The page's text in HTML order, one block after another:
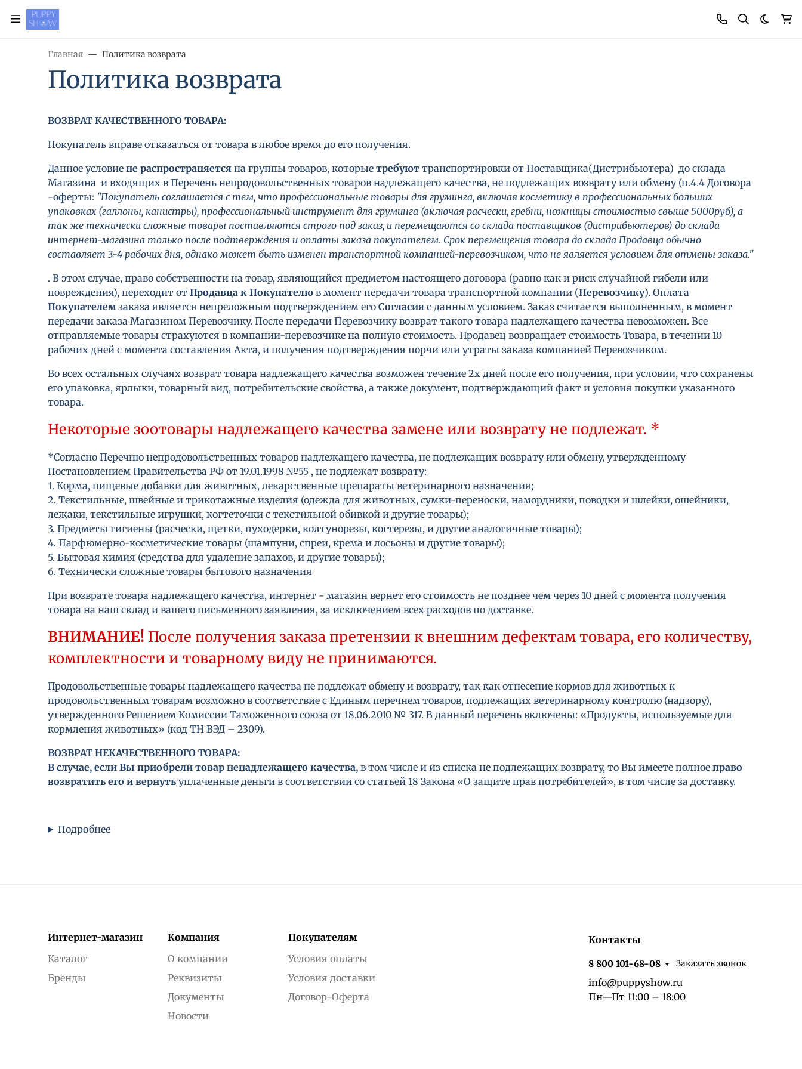
Главная Политика возврата
Политика возврата
ВОЗВРАТ КАЧЕСТВЕННОГО ТОВАРА:
Покупатель вправе отказаться от товара в любое время до его получения.
Данное условие не распространяется на группы товаров, которые требуют транспортировки от Поставщика(Дистрибьютера) до склада
Магазина и входящих в Перечень непродовольственных товаров надлежащего качества, не подлежащих возврату или обмену (п.4.4 Договора
-оферты: "Покупатель соглашается с тем, что профессиональные товары для груминга, включая косметику в профессиональных больших
упаковках (галлоны, канистры), профессиональный инструмент для груминга (включая расчески, гребни, ножницы стоимостью свыше 5000руб), а
так же технически сложные товары поставляются строго под заказ, и перемещаются со склада поставщиков (дистрибьютеров) до склада
интернет-магазина только после подтверждения и оплаты заказа покупателем. Срок перемещения товара до склада Продавца обычно
составляет 3-4 рабочих дня, однако может быть изменен транспортной компанией-перевозчиком, что не является условием для отмены заказа."
. В этом случае, право собственности на товар, являющийся предметом настоящего договора (равно как и риск случайной гибели или
повреждения), переходит от Продавца к Покупателю в момент передачи товара транспортной компании (Перевозчику). Оплата
Покупателемзаказа является непреложным подтверждением его Согласия с данным условием. Заказ считается выполненным, в момент
передачи заказа Магазином Перевозчику. После передачи Перевозчику возврат такого товара надлежащего качества невозможен. Все
отправляемые товары страхуются в компании-перевозчике на полную стоимость. Продавец возвращает стоимость Товара, в течении 10
рабочих дней с момента составления Акта, и получения подтверждения порчи или утраты заказа компанией Перевозчиком.
Во всех остальных случаях возврат товара надлежащего качества возможен течение 2х дней после его получения, при условии, что сохранены
его упаковка, ярлыки, товарный вид, потребительские свойства, а также документ, подтверждающий факт и условия покупки указанного
товара.
Некоторые зоотовары надлежащего качества замене или возврату не подлежат. *
*Согласно Перечню непродовольственных товаров надлежащего качества, не подлежащих возврату или обмену, утвержденному
Постановлением Правительства РФ от 19.01.1998 №55 , не подлежат возврату:
1. Корма, пищевые добавки для животных, лекарственные препараты ветеринарного назначения;
2. Текстильные, швейные и трикотажные изделия (одежда для животных, сумки-переноски, намордники, поводки и шлейки, ошейники,
лежаки, текстильные игрушки, когтеточки с текстильной обивкой и другие товары);
3. Предметы гигиены (расчески, щетки, пуходерки, колтунорезы, когтерезы, и другие аналогичные товары);
4. Парфюмерно-косметические товары (шампуни, спреи, крема и лосьоны и другие товары);
5. Бытовая химия (средства для удаление запахов, и другие товары);
6. Технически сложные товары бытового назначения
При возврате товара надлежащего качества, интернет - магазин вернет его стоимость не позднее чем через 10 дней с момента получения
товара на наш склад и вашего письменного заявления, за исключением всех расходов по доставке.
ВНИМАНИЕ! После получения заказа претензии к внешним дефектам товара, его количеству,
комплектности и товарному виду не принимаются.
Продовольственные товары надлежащего качества не подлежат обмену и возврату, так как отнесение кормов для животных к
продовольственным товарам возможно в соответствие с Единым перечнем товаров, подлежащих ветеринарному контролю (надзору),
утвержденного Решением Комиссии Таможенного союза от 18.06.2010 № 317. В данный перечень включены: «Продукты, используемые для
кормления животных» (код ТН ВЭД – 2309).
ВОЗВРАТ НЕКАЧЕСТВЕННОГО ТОВАРА:
В случае, если Вы приобрели товар ненадлежащего качества, в том числе и из списка не подлежащих возврату, то Вы имеете полное право
возвратить его и вернуть уплаченные деньги в соответствии со статьей 18 Закона «О защите прав потребителей», в том числе за доставку.
Подробнее
Интернет-магазин
Каталог
Бренды
Компания
О компании
Реквизиты
Документы
Новости
Покупателям
Условия оплаты
Условия доставки
Договор-Оферта
Контакты
8 800 101-68-08 Заказать звонок
info@puppyshow.ru
Пн—Пт 11:00 – 18:00